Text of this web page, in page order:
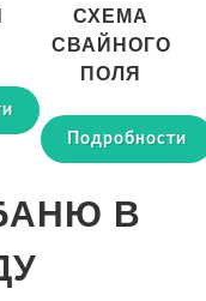
СХЕМА
СВАЙНОГО
ПОЛЯ
Подробности
В